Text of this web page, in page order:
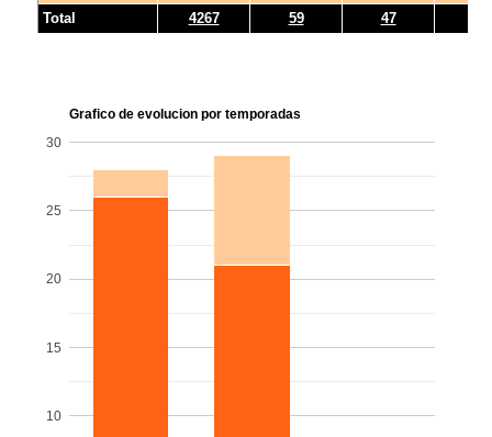
Total
4267 59 47
Grafico de evolucion por temporadas
10
15
20
25
30